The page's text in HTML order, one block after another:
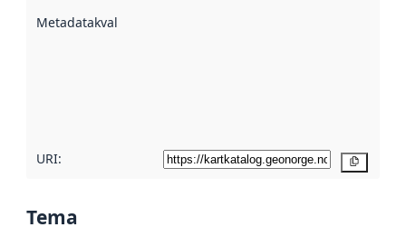
Metadatakvalitet
URI:
Tema